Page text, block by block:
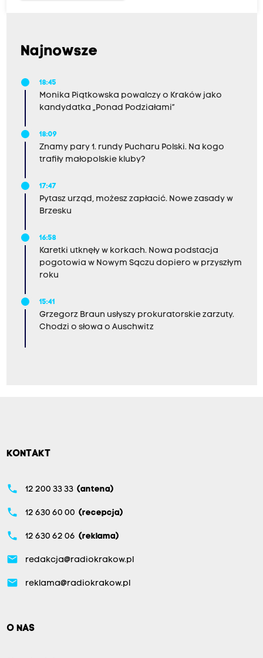
Najnowsze
18:45
Monika Piątkowska powalczy o Kraków jako
kandydatka „Ponad Podziałami”
18:09
Znamy pary 1. rundy Pucharu Polski. Na kogo
trafiły małopolskie kluby?
17:47
Pytasz urząd, możesz zapłacić. Nowe zasady w
Brzesku
16:58
Karetki utknęły w korkach. Nowa podstacja
pogotowia w Nowym Sączu dopiero w przyszłym
roku
15:41
Grzegorz Braun usłyszy prokuratorskie zarzuty.
Chodzi o słowa o Auschwitz
KONTAKT
phone 12 200 33 33 (antena)
phone 12 630 60 00 (recepcja)
phone 12 630 62 06 (reklama)
email redakcja@radiokrakow.pl
email reklama@radiokrakow.pl
O NAS